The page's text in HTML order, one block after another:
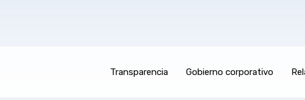
Transparencia Gobierno corporativo